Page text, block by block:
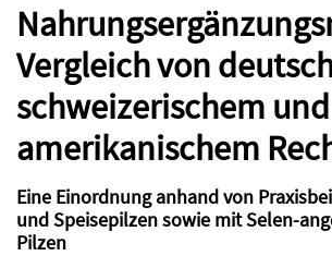
Vergleich von
schweizerischem
amerikanischem
Eine Einordnung anhand von
und Speisepilzen sowie mit Selen-
Pilzen